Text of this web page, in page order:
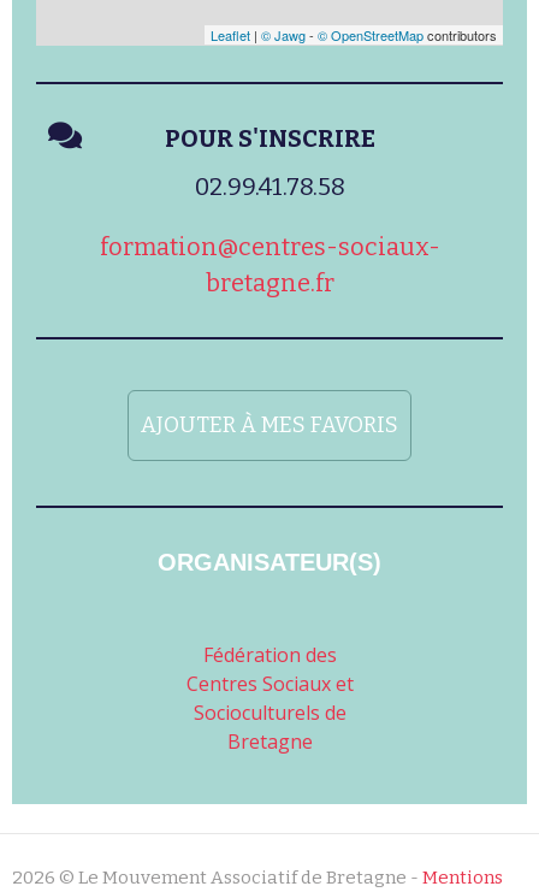
Leaflet | © Jawg- © OpenStreetMapcontributors
POUR S'INSCRIRE
02.99.41.78.58
formation@centres-sociaux-
bretagne.fr
AJOUTER À MES FAVORIS
ORGANISATEUR(S)
Fédération des
Centres Sociaux et
Socioculturels de
Bretagne
2026 © Le Mouvement Associatif de Bretagne - Mentions